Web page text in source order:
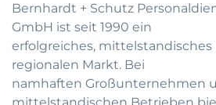
Bernhardt + Schutz
GmbH ist seit 1990 ein
erfolgreiches,
regionalen Markt. Bei
namhaften Großunternehmen